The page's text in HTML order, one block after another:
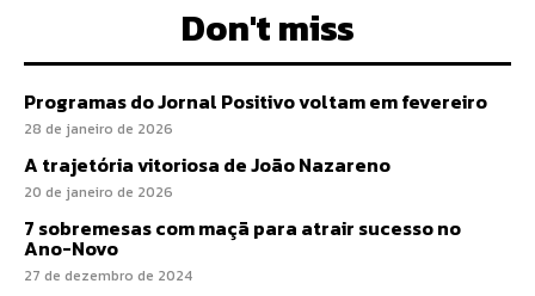
Don't miss
Programas do Jornal Positivo voltam em fevereiro
28 de janeiro de 2026
A trajetória vitoriosa de João Nazareno
20 de janeiro de 2026
7 sobremesas com maçã para atrair sucesso no
Ano-Novo
27 de dezembro de 2024